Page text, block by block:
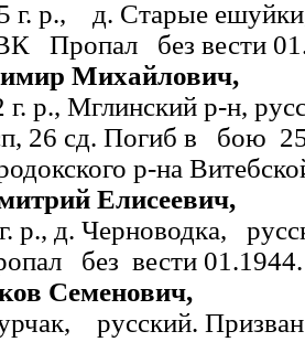
г. р., д. Старые
Пропал без вести
Михайлович,
г. р., Мглинский р-н,
26 сд. Погиб в бою
р-на
Елисеевич,
р., д. Черноводка,
без вести 01.1944.
Семенович,
русский.